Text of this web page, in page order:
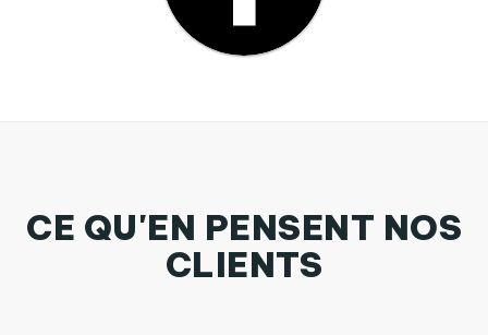
CE QU'EN PENSENT NOS
CLIENTS